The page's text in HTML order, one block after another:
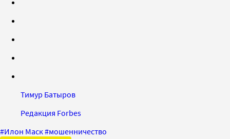
Тимур Батыров
Редакция Forbes
#Илон Маск#мошенничество